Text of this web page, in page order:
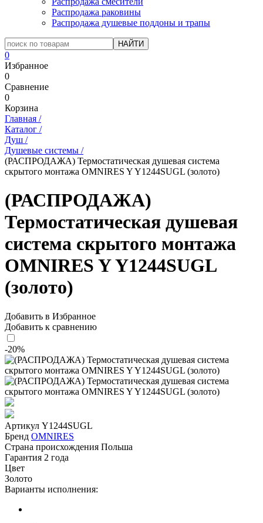
Распродажа раковины
Распродажа душевые поддоны и трапы
0
Избранное
0
Сравнение
0
Корзина
Главная /
Каталог /
Душ /
Душевые системы /
(РАСПРОДАЖА) Термостатическая душевая система
скрытого монтажа OMNIRES Y Y1244SUGL (золото)
(РАСПРОДАЖА)
Термостатическая душевая
система скрытого монтажа
OMNIRES Y Y1244SUGL
(золото)
Добавить в Избранное
Добавить к сравнению
-20%
Артикул Y1244SUGL
Бренд OMNIRES
Страна происхождения Польша
Гарантия 2 года
Цвет
Золото
Варианты исполнения: